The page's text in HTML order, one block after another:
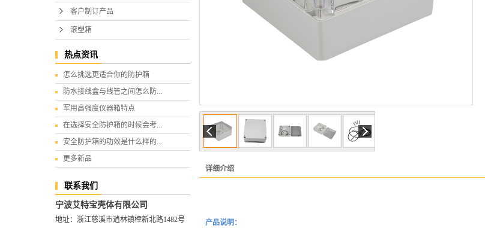
客户制订产品
滚塑箱
热点资讯
怎么挑选更适合你的防护箱
防水接线盒与线管之间怎么防...
军用高强度仪器箱特点
在选择安全防护箱的时候会考...
安全防护箱的功效是什么样的...
更多新品
联系我们
宁波艾特宝壳体有限公司
地址：浙江慈溪市逍林镇樟新北路1482号
详细介绍
产品说明：